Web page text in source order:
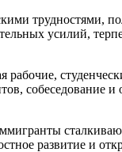
трудностями,
усилий,
собеседование и
развитие и